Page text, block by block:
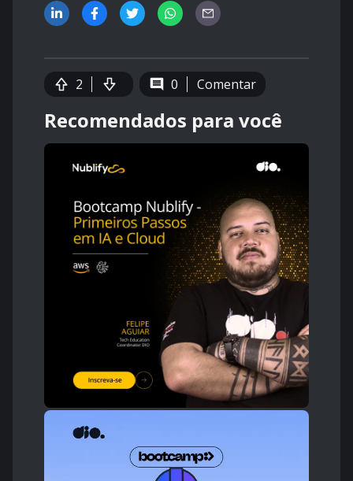
2 0 Comentar
Recomendados para você